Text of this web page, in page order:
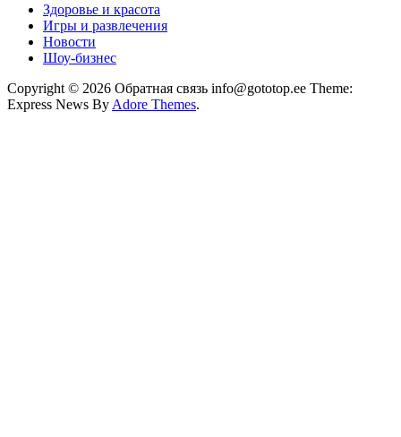
Здоровье и красота
Игры и развлечения
Новости
Шоу-бизнес
Copyright © 2026 Обратная связь info@gototop.ee Theme:
Express News By Adore Themes.